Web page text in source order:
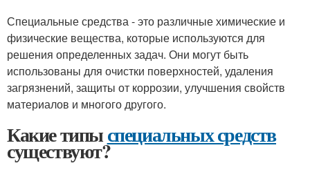
Специальные средства - это различные химические и
физические вещества, которые используются для
решения определенных задач. Они могут быть
использованы для очистки поверхностей, удаления
загрязнений, защиты от коррозии, улучшения свойств
материалов и многого другого.
Какие типыспециальных средств
существуют?